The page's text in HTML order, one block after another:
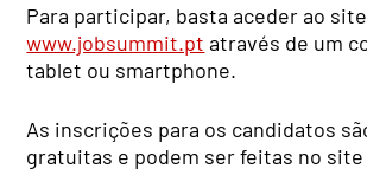
Para participar, basta aceder ao site
www.jobsummit.pt através de um
tablet ou smartphone.
As inscrições para os candidatos
gratuitas e podem ser feitas no